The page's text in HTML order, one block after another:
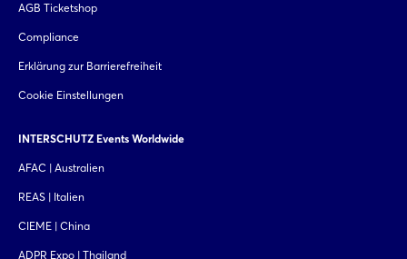
AGB Ticketshop
Compliance
Erklärung zur Barrierefreiheit
Cookie Einstellungen
INTERSCHUTZ Events Worldwide
AFAC | Australien
REAS | Italien
CIEME | China
ADPR Expo | Thailand